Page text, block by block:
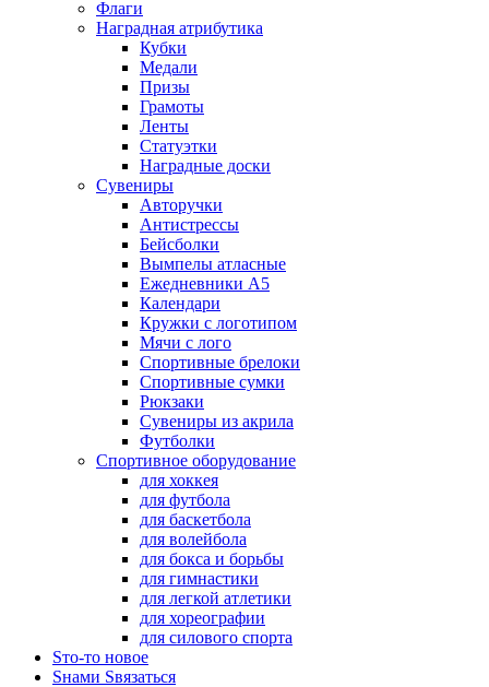
Флаги
Наградная атрибутика
Кубки
Медали
Призы
Грамоты
Ленты
Статуэтки
Наградные доски
Сувениры
Авторучки
Антистрессы
Бейсболки
Вымпелы атласные
Ежедневники А5
Календари
Кружки с логотипом
Мячи с лого
Спортивные брелоки
Спортивные сумки
Рюкзаки
Сувениры из акрила
Футболки
Спортивное оборудование
для хоккея
для футбола
для баскетбола
для волейбола
для бокса и борьбы
для гимнастики
для легкой атлетики
для хореографии
для силового спорта
Sто-то новое
Sнами Sвязаться